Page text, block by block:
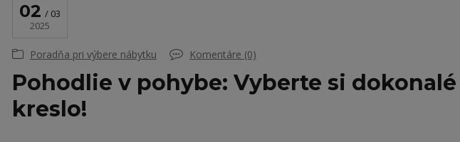
02
03
2025
Poradňa pri výbere nábytku Komentáre (0)
Pohodlie v pohybe: Vyberte si
kreslo!